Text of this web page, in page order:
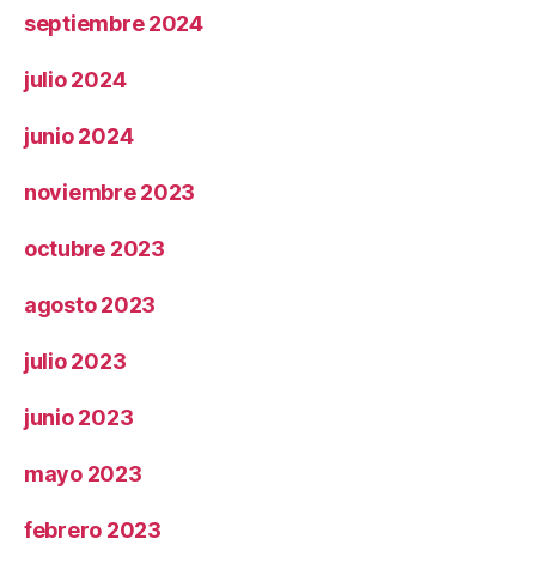
septiembre 2024
julio 2024
junio 2024
noviembre 2023
octubre 2023
agosto 2023
julio 2023
junio 2023
mayo 2023
febrero 2023